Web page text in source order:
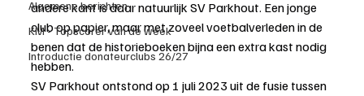
Algemene berichten
KM - Topscorer van de week
Introductie donateurclubs 26/27
andere kant is daar natuurlijk SV Parkhout. Een jonge
club op papier, maar met zoveel voetbalverleden in de
benen dat de historieboeken bijna een extra kast nodig
hebben.
SV Parkhout ontstond op 1 juli 2023 uit de fusie tussen